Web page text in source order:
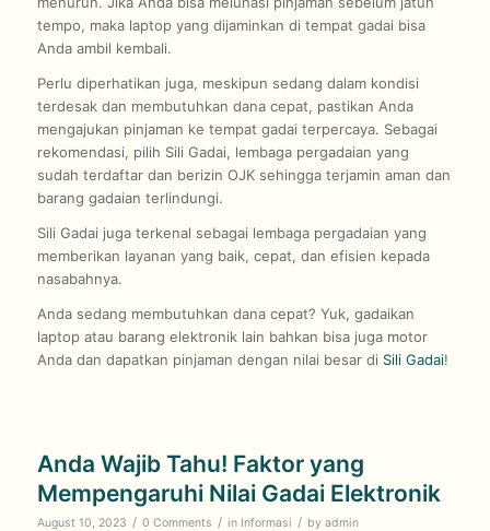
tempo, maka laptop yang dijaminkan di tempat gadai bisa
Anda ambil kembali.
Perlu diperhatikan juga, meskipun sedang dalam kondisi
terdesak dan membutuhkan dana cepat, pastikan Anda
mengajukan pinjaman ke tempat gadai terpercaya. Sebagai
rekomendasi, pilih Sili Gadai, lembaga pergadaian yang
sudah terdaftar dan berizin OJK sehingga terjamin aman dan
barang gadaian terlindungi.
Sili Gadai juga terkenal sebagai lembaga pergadaian yang
memberikan layanan yang baik, cepat, dan efisien kepada
nasabahnya.
Anda sedang membutuhkan dana cepat? Yuk, gadaikan
laptop atau barang elektronik lain bahkan bisa juga motor
Anda dan dapatkan pinjaman dengan nilai besar di Sili Gadai!
Anda Wajib Tahu! Faktor yang
Mempengaruhi Nilai Gadai Elektronik
August 10, 2023 / 0 Comments / in Informasi / by admin